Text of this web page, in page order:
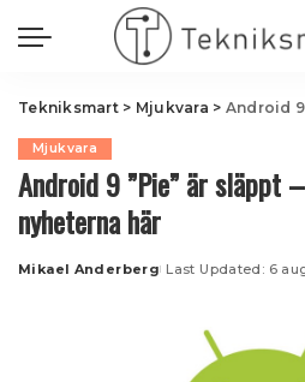
Tekniksmart> Mjukvara > Android 9
Mjukvara
Android 9 ”Pie” är släppt
nyheterna här
Posted
Mikael Anderberg Last Updated: 6